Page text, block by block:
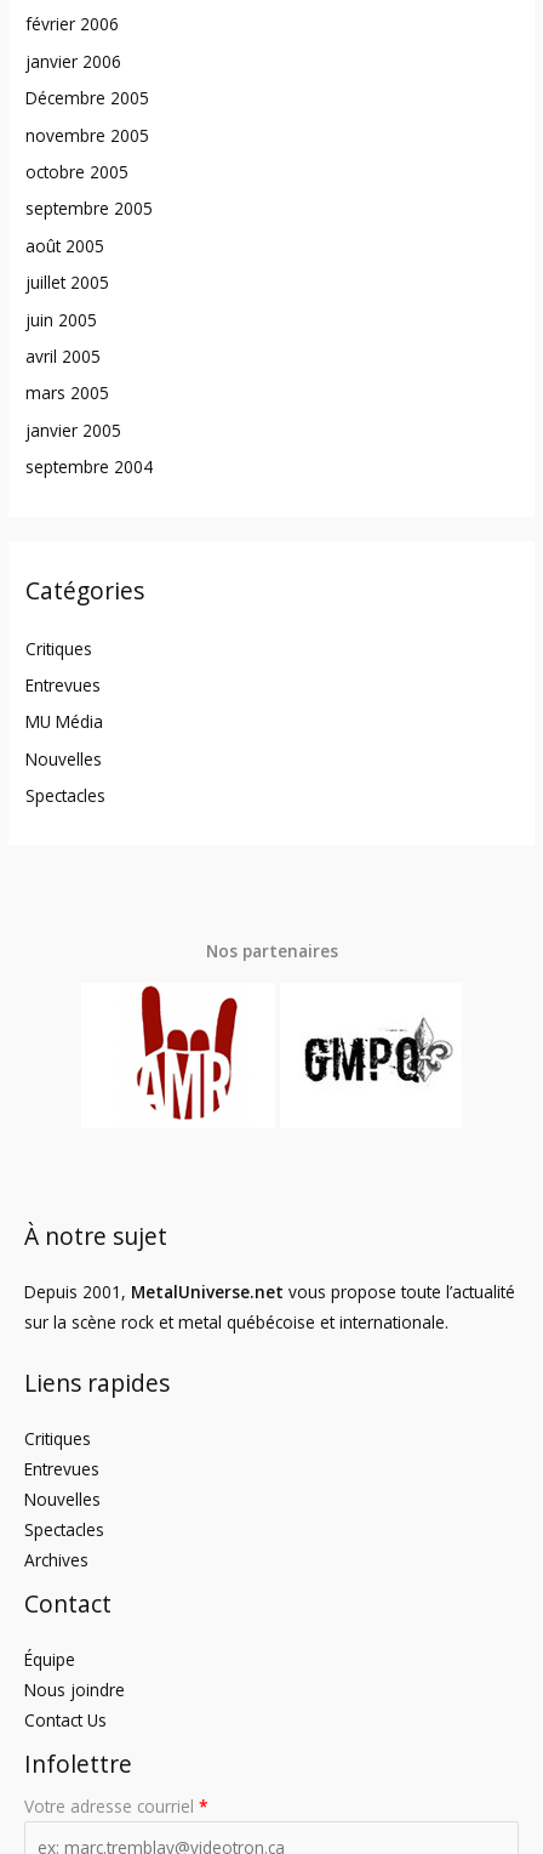
février 2006
janvier 2006
Décembre 2005
novembre 2005
octobre 2005
septembre 2005
août 2005
juillet 2005
juin 2005
avril 2005
mars 2005
janvier 2005
septembre 2004
Catégories
Critiques
Entrevues
MU Média
Nouvelles
Spectacles
Nos partenaires
À notre sujet
Depuis 2001, MetalUniverse.net vous propose toute l’actualité
sur la scène rock et metal québécoise et internationale.
Liens rapides
Critiques
Entrevues
Nouvelles
Spectacles
Archives
Contact
Équipe
Nous joindre
Contact Us
Infolettre
Votre adresse courriel *